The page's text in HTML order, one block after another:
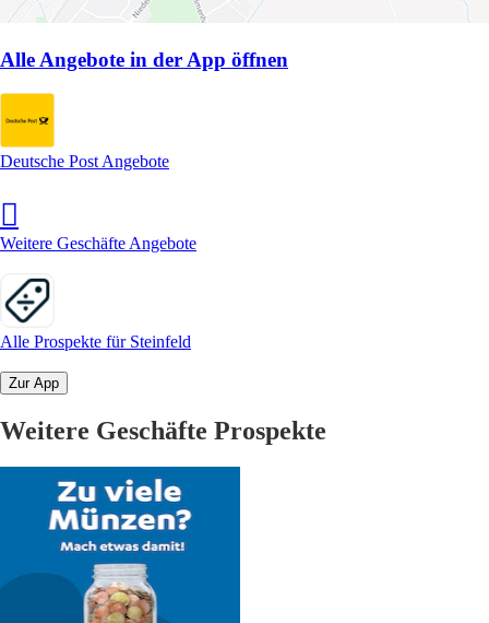
Alle Angebote in der App öffnen
Deutsche Post Angebote
Weitere Geschäfte Angebote
Alle Prospekte für Steinfeld
Zur App
Weitere Geschäfte Prospekte